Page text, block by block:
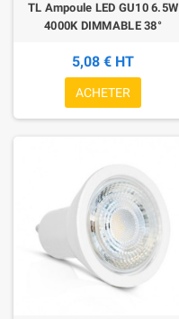
TL Ampoule LED GU10 6.5W
4000K DIMMABLE 38°
5,08 € HT
ACHETER